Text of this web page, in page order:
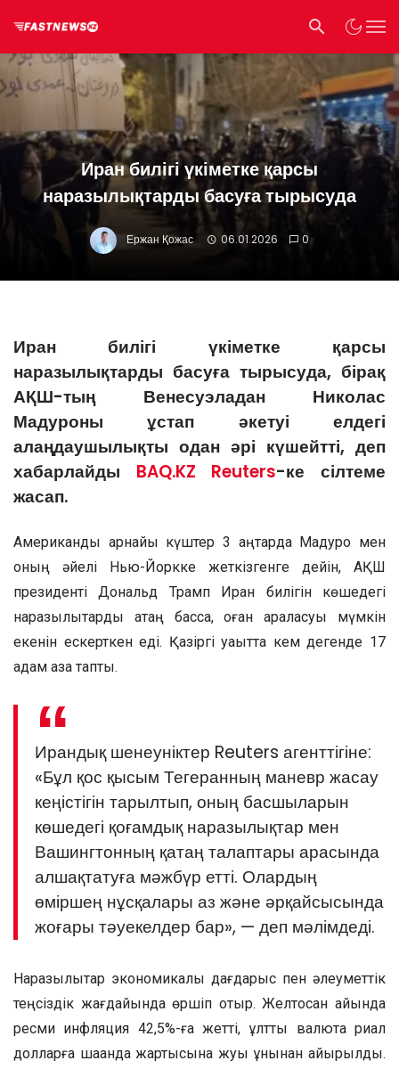
Иран билігі үкіметке қарсы
наразылықтарды басуға тырысуда
Ержан Қожас 06.01.2026 0
Иран билігі үкіметке қарсы
наразылықтарды басуға тырысуда, бірақ
АҚШ-тың Венесуэладан Николас
Мадуроны ұстап әкетуі елдегі
алаңдаушылықты одан әрі күшейтті, деп
хабарлайды BAQ.KZ Reuters-ке сілтеме
жасап.
Американдық арнайы күштер 3 қаңтарда Мадуро мен
оның әйелі Нью-Йоркке жеткізгенге дейін, АҚШ
президенті Дональд Трамп Иран билігін көшедегі
наразылықтарды қатаң басса, оған араласуы мүмкін
екенін ескерткен еді. Қазіргі уақытта кем дегенде 17
адам қаза тапты.
Ирандық шенеуніктер Reuters агенттігіне:
«Бұл қос қысым Тегеранның маневр жасау
кеңістігін тарылтып, оның басшыларын
көшедегі қоғамдық наразылықтар мен
Вашингтонның қатаң талаптары арасында
алшақтатуға мәжбүр етті. Олардың
өміршең нұсқалары аз және әрқайсысында
жоғары тәуекелдер бар», — деп мәлімдеді.
Наразылықтар экономикалық дағдарыс пен әлеуметтік
теңсіздік жағдайында өршіп отыр. Желтоқсан айында
ресми инфляция 42,5%-ға жетті, ұлттық валюта риал
долларға шаққанда жартысына жуық құнынан айырылды.